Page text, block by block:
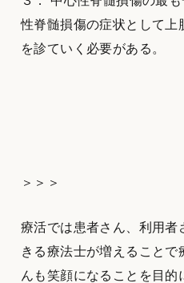
性脊髄損傷の症状として
を診ていく必要がある。
＞＞＞
療活では患者さん、利用
きる療法士が増えること
んも笑顔になることを目的